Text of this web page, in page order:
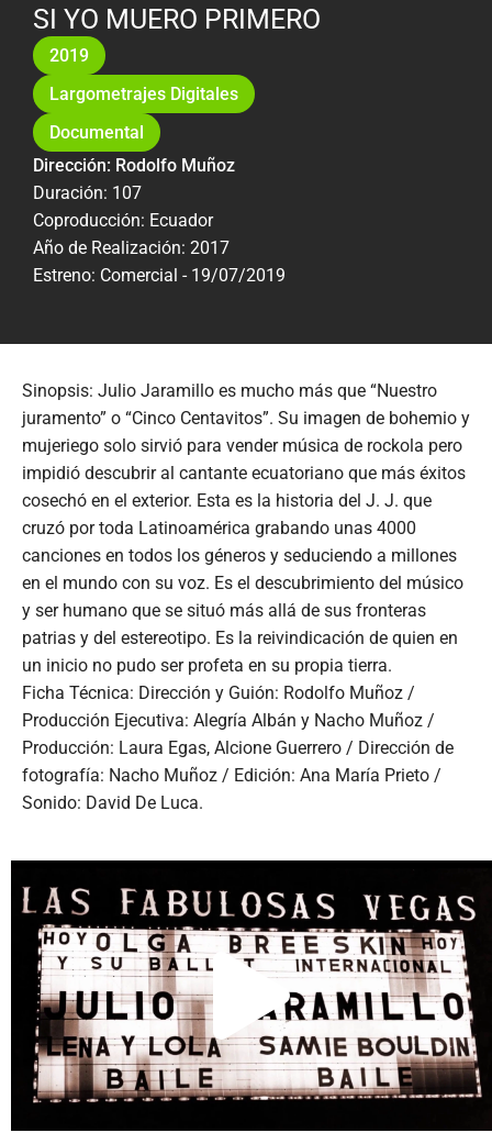
SI YO MUERO PRIMERO
2019
Largometrajes Digitales
Documental
Dirección: Rodolfo Muñoz
Duración: 107
Coproducción: Ecuador
Año de Realización: 2017
Estreno: Comercial - 19/07/2019
Sinopsis: Julio Jaramillo es mucho más que “Nuestro
juramento” o “Cinco Centavitos”. Su imagen de bohemio y
mujeriego solo sirvió para vender música de rockola pero
impidió descubrir al cantante ecuatoriano que más éxitos
cosechó en el exterior. Esta es la historia del J. J. que
cruzó por toda Latinoamérica grabando unas 4000
canciones en todos los géneros y seduciendo a millones
en el mundo con su voz. Es el descubrimiento del músico
y ser humano que se situó más allá de sus fronteras
patrias y del estereotipo. Es la reivindicación de quien en
un inicio no pudo ser profeta en su propia tierra.
Ficha Técnica: Dirección y Guión: Rodolfo Muñoz /
Producción Ejecutiva: Alegría Albán y Nacho Muñoz /
Producción: Laura Egas, Alcione Guerrero / Dirección de
fotografía: Nacho Muñoz / Edición: Ana María Prieto /
Sonido: David De Luca.